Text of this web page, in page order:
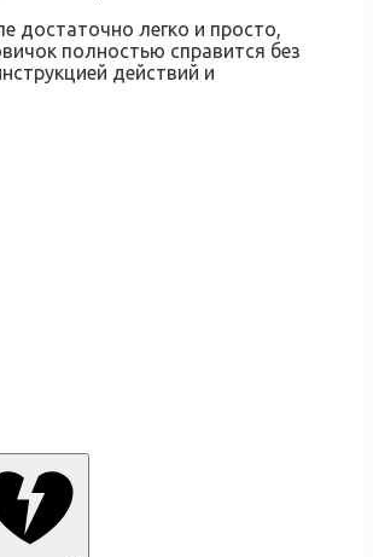
достаточно легко и просто,
полностью справится без
действий и